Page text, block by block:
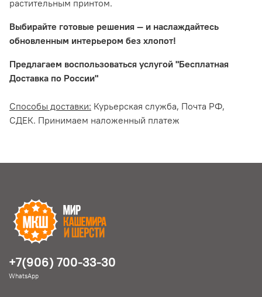
растительным принтом.
Выбирайте готовые решения — и наслаждайтесь
обновленным интерьером без хлопот!
Предлагаем воспользоваться услугой "Бесплатная
Доставка по России"
Способы доставки: Курьерская служба, Почта РФ,
СДЕК. Принимаем наложенный платеж
+7(906) 700-33-30
WhatsApp